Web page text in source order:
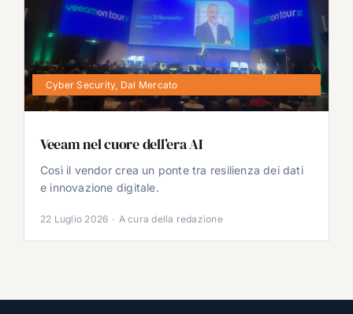
Cyber Security, Dal Mercato
Veeam nel cuore dell’era AI
Così il vendor crea un ponte tra resilienza dei dati
e innovazione digitale.
22 Luglio 2026 · A cura della redazione